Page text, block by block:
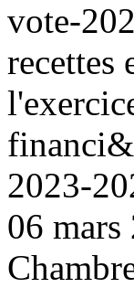
vote-
recettes
2023-
06